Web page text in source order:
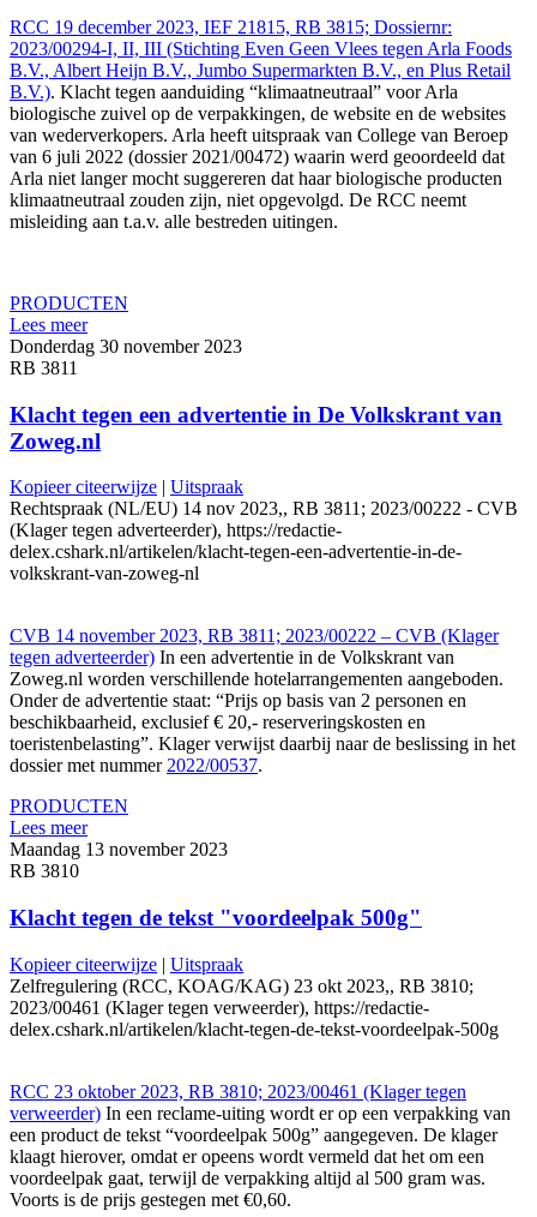
RCC 19 december 2023, IEF 21815, RB 3815; Dossiernr:
2023/00294-I, II, III (Stichting Even Geen Vlees tegen Arla Foods
B.V., Albert Heijn B.V., Jumbo Supermarkten B.V., en Plus Retail
B.V.). Klacht tegen aanduiding “klimaatneutraal” voor Arla
biologische zuivel op de verpakkingen, de website en de websites
van wederverkopers. Arla heeft uitspraak van College van Beroep
van 6 juli 2022 (dossier 2021/00472) waarin werd geoordeeld dat
Arla niet langer mocht suggereren dat haar biologische producten
klimaatneutraal zouden zijn, niet opgevolgd. De RCC neemt
misleiding aan t.a.v. alle bestreden uitingen.
PRODUCTEN
Lees meer
Donderdag 30 november 2023
RB 3811
Klacht tegen een advertentie in De Volkskrant van
Zoweg.nl
Kopieer citeerwijze | Uitspraak
Rechtspraak (NL/EU) 14 nov 2023,, RB 3811; 2023/00222 - CVB
(Klager tegen adverteerder), https://redactie-
delex.cshark.nl/artikelen/klacht-tegen-een-advertentie-in-de-
volkskrant-van-zoweg-nl
CVB 14 november 2023, RB 3811; 2023/00222 – CVB (Klager
tegen adverteerder) In een advertentie in de Volkskrant van
Zoweg.nl worden verschillende hotelarrangementen aangeboden.
Onder de advertentie staat: “Prijs op basis van 2 personen en
beschikbaarheid, exclusief € 20,- reserveringskosten en
toeristenbelasting”. Klager verwijst daarbij naar de beslissing in het
dossier met nummer2022/00537.
PRODUCTEN
Lees meer
Maandag 13 november 2023
RB 3810
Klacht tegen de tekst "voordeelpak 500g"
Kopieer citeerwijze | Uitspraak
Zelfregulering (RCC, KOAG/KAG) 23 okt 2023,, RB 3810;
2023/00461 (Klager tegen verweerder), https://redactie-
delex.cshark.nl/artikelen/klacht-tegen-de-tekst-voordeelpak-500g
RCC 23 oktober 2023, RB 3810; 2023/00461 (Klager tegen
verweerder) In een reclame-uiting wordt er op een verpakking van
een product de tekst “voordeelpak 500g” aangegeven. De klager
klaagt hierover, omdat er opeens wordt vermeld dat het om een
voordeelpak gaat, terwijl de verpakking altijd al 500 gram was.
Voorts is de prijs gestegen met €0,60.